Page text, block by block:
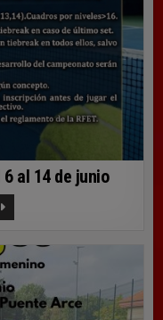
6 al 14 de junio
IX